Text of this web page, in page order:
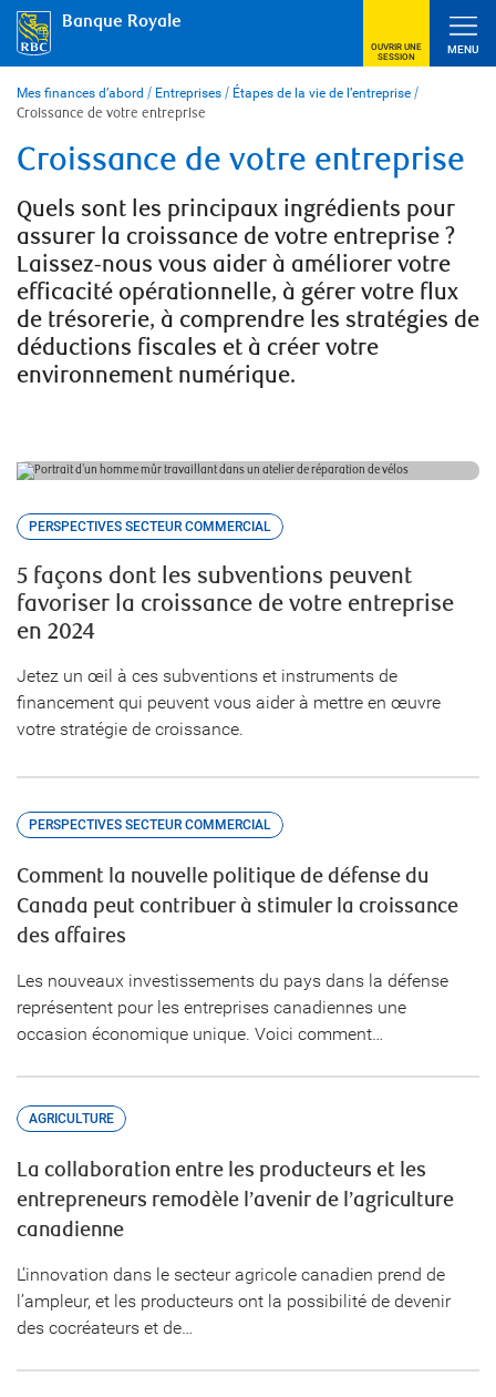
content
Banque Royale
OUVRIR UNE
SESSION
MENU
Mes finances d’abord / Entreprises / Étapes de la vie de l’entreprise /
Croissance de votre entreprise
Croissance de votre entreprise
Quels sont les principaux ingrédients pour
assurer la croissance de votre entreprise ?
Laissez-nous vous aider à améliorer votre
efficacité opérationnelle, à gérer votre flux
de trésorerie, à comprendre les stratégies de
déductions fiscales et à créer votre
environnement numérique.
PERSPECTIVES SECTEUR COMMERCIAL
5 façons dont les subventions peuvent
favoriser la croissance de votre entreprise
en 2024
Jetez un œil à ces subventions et instruments de
financement qui peuvent vous aider à mettre en œuvre
votre stratégie de croissance.
PERSPECTIVES SECTEUR COMMERCIAL
Comment la nouvelle politique de défense du
Canada peut contribuer à stimuler la croissance
des affaires
Les nouveaux investissements du pays dans la défense
représentent pour les entreprises canadiennes une
occasion économique unique. Voici comment…
AGRICULTURE
La collaboration entre les producteurs et les
entrepreneurs remodèle l’avenir de l’agriculture
canadienne
L’innovation dans le secteur agricole canadien prend de
l’ampleur, et les producteurs ont la possibilité de devenir
des cocréateurs et de…